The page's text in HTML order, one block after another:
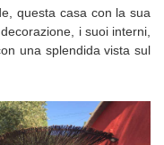
questa casa con la sua
i suoi interni,
una splendida vista sul